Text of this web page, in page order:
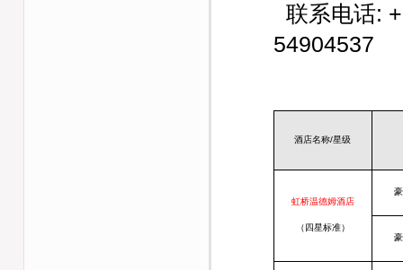
联系电话:
酒店名称/星级
虹桥温德姆酒店
（四星标准）